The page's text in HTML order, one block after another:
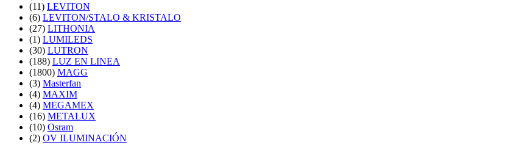
(11) LEVITON
(6) LEVITON/STALO & KRISTALO
(27) LITHONIA
(1) LUMILEDS
(30) LUTRON
(188) LUZ EN LINEA
(1800) MAGG
(3) Masterfan
(4) MAXIM
(4) MEGAMEX
(16) METALUX
(10) Osram
(2) OV ILUMINACIÓN